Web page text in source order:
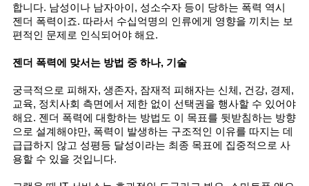
합니다. 남성이나 남자아이, 성소수자 등이 당하는 폭력 역시
젠더 폭력이죠. 따라서 수십억명의 인류에게 영향을 끼치는 보
편적인 문제로 인식되어야 해요.
젠더 폭력에 맞서는 방법 중 하나, 기술
궁극적으로 피해자, 생존자, 잠재적 피해자는 신체, 건강, 경제,
교육, 정치사회 측면에서 제한 없이 선택권을 행사할 수 있어야
해요. 젠더 폭력에 대항하는 방법도 이 목표를 뒷받침하는 방향
으로 설계해야만, 폭력이 발생하는 구조적인 이유를 따지는 데
급급하지 않고 성평등 달성이라는 최종 목표에 집중적으로 사
용할 수 있을 것입니다.